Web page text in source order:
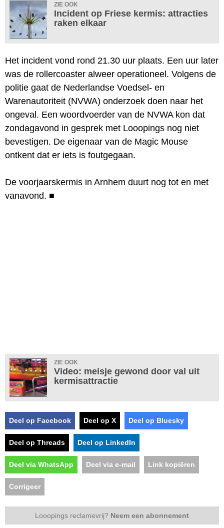
ZIE OOK
Incident op Friese kermis: attracties
raken elkaar
Het incident vond rond 21.30 uur plaats. Een uur later
was de rollercoaster alweer operationeel. Volgens de
politie gaat de Nederlandse Voedsel- en
Warenautoriteit (NVWA) onderzoek doen naar het
ongeval. Een woordvoerder van de NVWA kon dat
zondagavond in gesprek met Looopings nog niet
bevestigen. De eigenaar van de Magic Mouse
ontkent dat er iets is foutgegaan.
De voorjaarskermis in Arnhem duurt nog tot en met
vanavond. ■
ZIE OOK
Video: meisje gewond door val uit
kermisattractie
Deel op Facebook Deel op X Deel op Bluesky
Deel op Threads Deel op LinkedIn
Deel via WhatsApp Deel via e-mail Link kopiëren
Corrigeer
Looopings reclamevrij? Neem een abonnement